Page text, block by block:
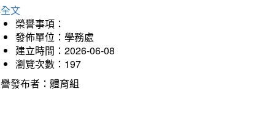
文
榮譽事項：
發佈單位：學務處
建立時間：2026-06-08
瀏覽次數：197
發布者：體育組